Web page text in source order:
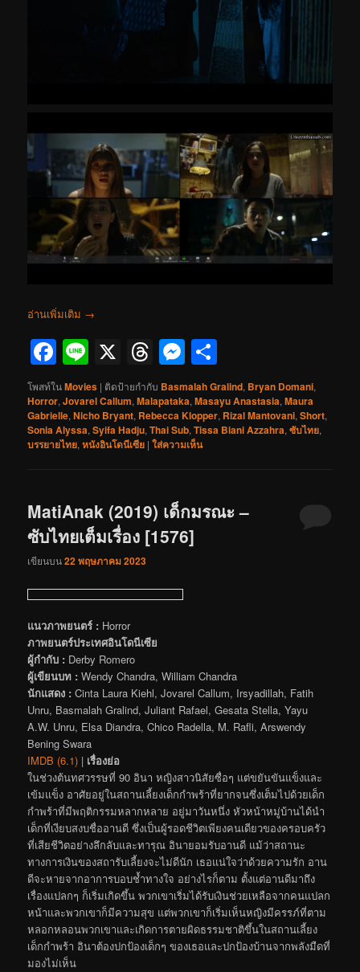
อ่านเพิ่มเติม →
Facebook
Line
X Threads
Messenger
โพสท์ในMovies | ติดป้ายกำกับ Basmalah Gralind, Bryan Domani,
Horror,Jovarel Callum,Malapataka,Masayu Anastasia,Maura
Gabrielle,Nicho Bryant, Rebecca Klopper, Rizal Mantovani,Short,
Sonia Alyssa,Syifa Hadju,Thai Sub,Tissa Biani Azzahra,ซับไทย,
บรรยายไทย,หนังอินโดนีเซีย |ใส่ความเห็น
MatiAnak (2019) เด็กมรณะ –
ซับไทยเต็มเรื่อง [1576]
เขียนบน22 พฤษภาคม 2023
แนวภาพยนตร์ : Horror
ภาพยนตร์ประเทศอินโดนีเซีย
ผู้กำกับ : Derby Romero
ผู้เขียนบท : Wendy Chandra, William Chandra
นักแสดง : Cinta Laura Kiehl, Jovarel Callum, Irsyadillah, Fatih
Unru, Basmalah Gralind, Juliant Rafael, Gesata Stella, Yayu
A.W. Unru, Elsa Diandra, Chico Radella, M. Rafli, Arswendy
Bening Swara
IMDB (6.1) | เรื่องย่อ
ในช่วงต้นทศวรรษที่ 90 อินา หญิงสาวนิสัยซื่อๆ แต่ขยันขันแข็งและ
เข้มแข็ง อาศัยอยู่ในสถานเลี้ยงเด็กกำพร้าที่ยากจนซึ่งเต็มไปด้วยเด็ก
กำพร้าที่มีพฤติกรรมหลากหลาย อยู่มาวันหนึ่ง หัวหน้าหมู่บ้านได้นำ
เด็กที่เงียบสงบชื่ออานดี ซึ่งเป็นผู้รอดชีวิตเพียงคนเดียวของครอบครัว
ที่เสียชีวิตอย่างลึกลับและทารุณ อินายอมรับอานดี แม้ว่าสถานะ
ทางการเงินของสถารับเลี้ยงจะไม่ดีนัก เธอแน่ใจว่าด้วยความรัก อาน
ดีจะหายจากอาการบอบช้ำทางใจ อย่างไรก็ตาม ตั้งแต่อานดีมาถึง
เรื่องแปลกๆ ก็เริ่มเกิดขึ้น พวกเขาเริ่มได้รับเงินช่วยเหลือจากคนแปลก
หน้าและพวกเขาก็มีความสุข แต่พวกเขาก็เริ่มเห็นหญิงมีครรภ์ที่ตาม
หลอกหลอนพวกเขาและเกิดการตายผิดธรรมชาติขึ้นในสถานเลี้ยง
เด็กกำพร้า อินาต้องปกป้องเด็กๆ ของเธอและปกป้องบ้านจากพลังมืดที่
มองไม่เห็น